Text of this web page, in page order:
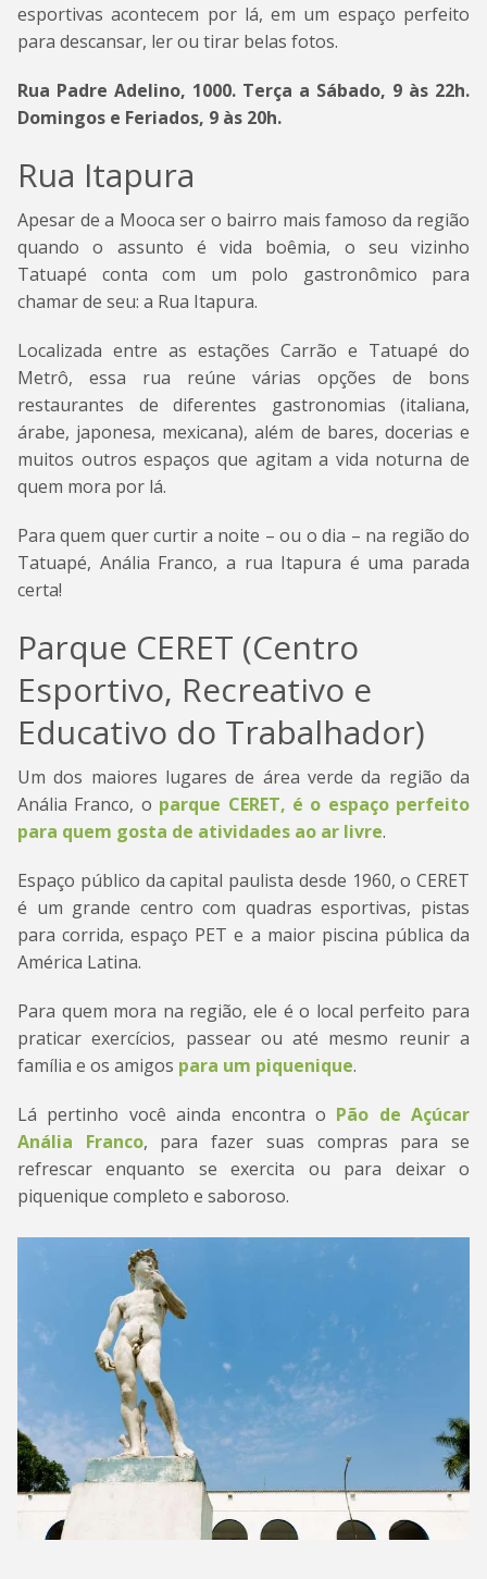
esportivas acontecem por lá, em um espaço perfeito
para descansar, ler ou tirar belas fotos.
Rua Padre Adelino, 1000. Terça a Sábado, 9 às 22h.
Domingos e Feriados, 9 às 20h.
Rua Itapura
Apesar de a Mooca ser o bairro mais famoso da região
quando o assunto é vida boêmia, o seu vizinho
Tatuapé conta com um polo gastronômico para
chamar de seu: a Rua Itapura.
Localizada entre as estações Carrão e Tatuapé do
Metrô, essa rua reúne várias opções de bons
restaurantes de diferentes gastronomias (italiana,
árabe, japonesa, mexicana), além de bares, docerias e
muitos outros espaços que agitam a vida noturna de
quem mora por lá.
Para quem quer curtir a noite – ou o dia – na região do
Tatuapé, Anália Franco, a rua Itapura é uma parada
certa!
Parque CERET (Centro
Esportivo, Recreativo e
Educativo do Trabalhador)
Um dos maiores lugares de área verde da região da
Anália Franco, o parque CERET, é o espaço perfeito
para quem gosta de atividades ao ar livre.
Espaço público da capital paulista desde 1960, o CERET
é um grande centro com quadras esportivas, pistas
para corrida, espaço PET e a maior piscina pública da
América Latina.
Para quem mora na região, ele é o local perfeito para
praticar exercícios, passear ou até mesmo reunir a
família e os amigos para um piquenique.
Lá pertinho você ainda encontra o Pão de Açúcar
Anália Franco, para fazer suas compras para se
refrescar enquanto se exercita ou para deixar o
piquenique completo e saboroso.